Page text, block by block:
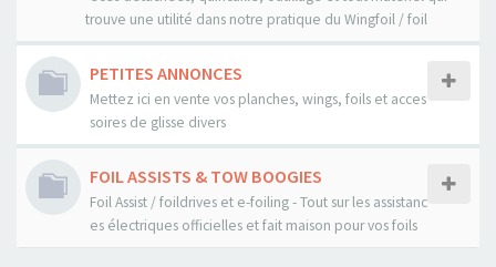
trouve une utilité dans notre pratique du Wingfoil / foil
PETITES ANNONCES
Mettez ici en vente vos planches, wings, foils et acces
soires de glisse divers
FOIL ASSISTS & TOW BOOGIES
Foil Assist / foildrives et e-foiling - Tout sur les assistanc
es électriques officielles et fait maison pour vos foils